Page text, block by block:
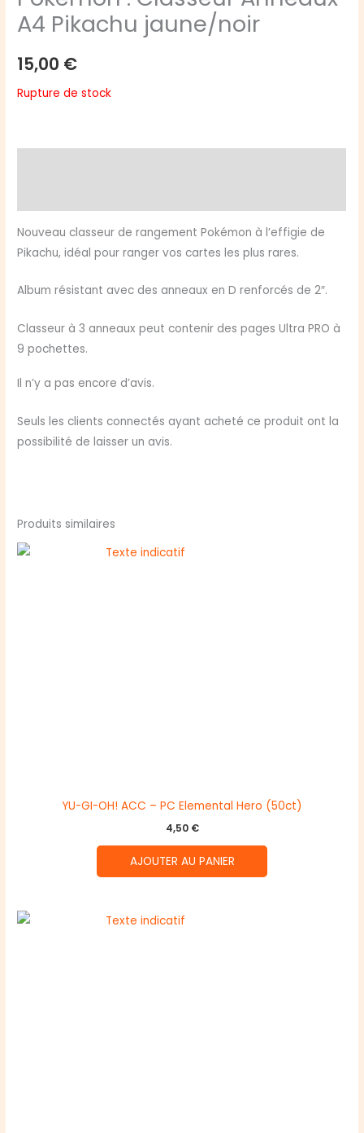
A4 Pikachu jaune/noir
15,00 €
Rupture de stock
Nouveau classeur de rangement Pokémon à l’effigie de
Pikachu, idéal pour ranger vos cartes les plus rares.
Album résistant avec des anneaux en D renforcés de 2″.
Classeur à 3 anneaux peut contenir des pages Ultra PRO à
9 pochettes.
Il n’y a pas encore d’avis.
Seuls les clients connectés ayant acheté ce produit ont la
possibilité de laisser un avis.
Produits similaires
YU-GI-OH! ACC – PC Elemental Hero (50ct)
4,50 €
AJOUTER AU PANIER